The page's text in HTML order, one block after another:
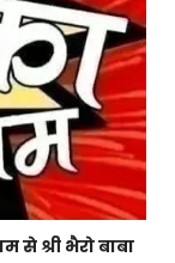
से श्री भैरो बाबा